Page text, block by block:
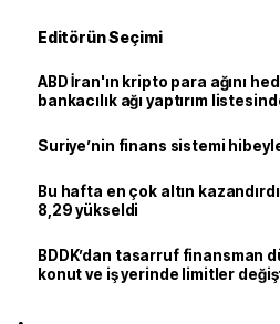
Editörün Seçimi
ABD İran'ın kripto para ağını
bankacılık ağı yaptırım
Suriye’nin finans sistemi
Bu hafta en çok altın
8,29 yükseldi
BDDK’dan tasarruf finansman
konut ve iş yerinde limitler